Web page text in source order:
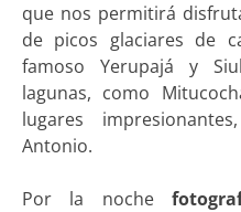
que nos permitirá
de picos glaciares de
famoso Yerupajá y
lagunas, como
lugares
Antonio.
Por la noche